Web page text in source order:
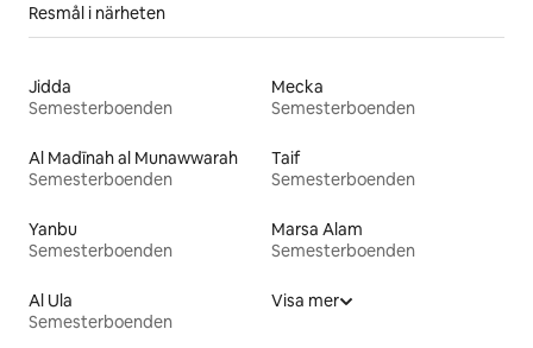
Resmål i närheten
Jidda
Semesterboenden
Mecka
Semesterboenden
Al Madīnah al Munawwarah
Semesterboenden
Taif
Semesterboenden
Yanbu
Semesterboenden
Marsa Alam
Semesterboenden
Al Ula
Semesterboenden
Visa mer